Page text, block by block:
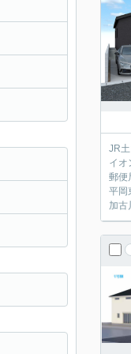
JR
イオ
郵便
平岡
加